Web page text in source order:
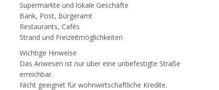
Supermärkte und lokale Geschäfte
Bank, Post, Bürgeramt
Restaurants, Cafés
Strand und Freizeitmöglichkeiten
Wichtige Hinweise
Das Anwesen ist nur über eine unbefestigte Straße
erreichbar.
Nicht geeignet für wohnwirtschaftliche Kredite.